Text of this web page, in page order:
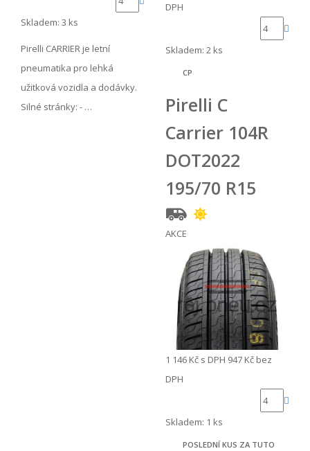
Skladem: 3 ks
Pirelli CARRIER je letní
pneumatika pro lehká
užitková vozidla a dodávky.
Silné stránky: - …
DPH
Skladem: 2 ks
CP
Pirelli C
Carrier 104R
DOT2022
195/70 R15
AKCE
1 146 Kč s DPH 947 Kč bez
DPH
Skladem: 1 ks
POSLEDNÍ KUS ZA TUTO